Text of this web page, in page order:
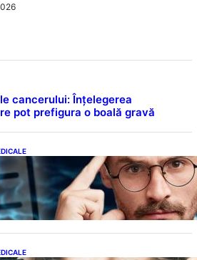
cancerului: Înțelegerea
pot prefigura o boală gravă
dincolo de note: Semnele unui IQ
nu țin de școală